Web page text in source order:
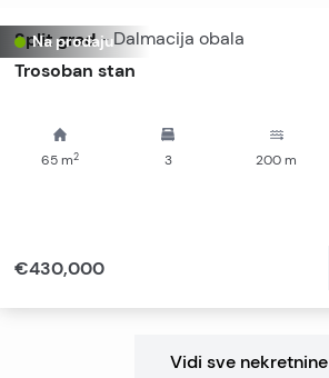
Na prodaju
Split grad - Dalmacija obala
Trosoban stan
65m2 3 200 m
€430,000
Vidi sve nekretnine